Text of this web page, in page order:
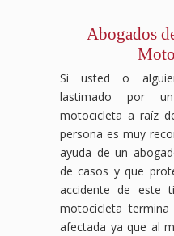
Abogados
Si usted o
lastimado por
motocicleta a raíz
persona es muy
ayuda de un
de casos y que
accidente de este
motocicleta
afectada ya que al